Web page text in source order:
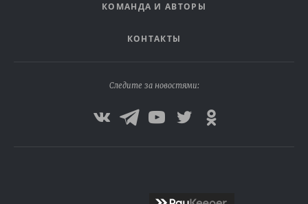
КОМАНДА И АВТОРЫ
КОНТАКТЫ
Следите за новостями: